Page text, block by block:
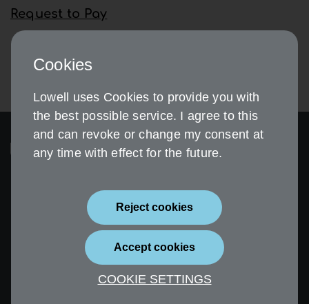
Request to Pay
Impressum
Erklärung zur
Cookies
Lowell uses Cookies to provide you with
the best possible service. I agree to this
and can revoke or change my consent at
any time with effect for the future.
Reject cookies
Accept cookies
COOKIE SETTINGS